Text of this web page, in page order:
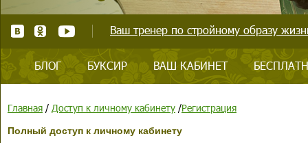
Ваш тренер по стройному образу
БЛОГ БУКСИР ВАШ КАБИНЕТ
Главная / Доступ к личному кабинету /Регистрация
Полный доступ к личному кабинету